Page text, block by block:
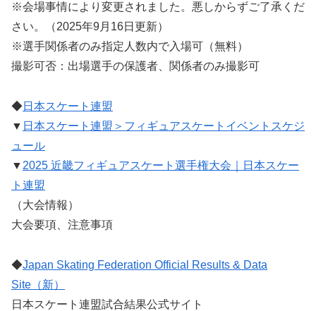
※会場事情により変更されました。悪しからずご了承くだ
さい。（2025年9月16日更新）
※選手関係者のみ指定人数内で入場可（無料）
撮影可否：出場選手の保護者、関係者のみ撮影可
◆日本スケート連盟
▼ 日本スケート連盟＞フィギュアスケートイベントスケジ
ュール
▼ 2025 近畿フィギュアスケート選手権大会｜日本スケー
ト連盟
（大会情報）
大会要項、注意事項
◆Japan Skating Federation Official Results & Data
Site（新）
日本スケート連盟試合結果公式サイト